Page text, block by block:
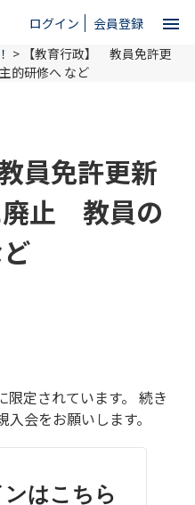
ログイン 会員登録 menu
> 【教育行政】 教員免許更
的研修へ など
員免許更新
止 教員の
限定されています。 続き
会をお願いします。
はこちら